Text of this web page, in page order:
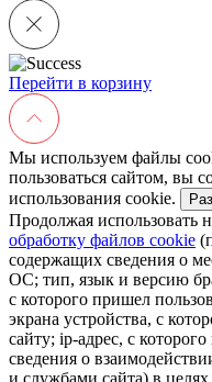
Перейти в корзину
Мы используем файлы
пользоваться сайтом, вы
использования cookie.
Продолжая использовать
обработку файлов cookie
содержащих сведения о
ОС; тип, язык и версию
с которого пришел
экрана устройства, с
сайту; ip-адрес, с
сведения о
и службами сайта) в